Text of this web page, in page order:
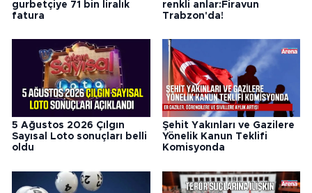
gurbetçiye 71 bin liralık
fatura
renkli anlar:Firavun
Trabzon'da!
5 Ağustos 2026 Çılgın
Sayısal Loto sonuçları belli
oldu
Şehit Yakınları ve Gazilere
Yönelik Kanun Teklifi
Komisyonda